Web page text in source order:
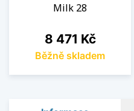
Milk 28
Cena
8 471 Kč
Běžně skladem